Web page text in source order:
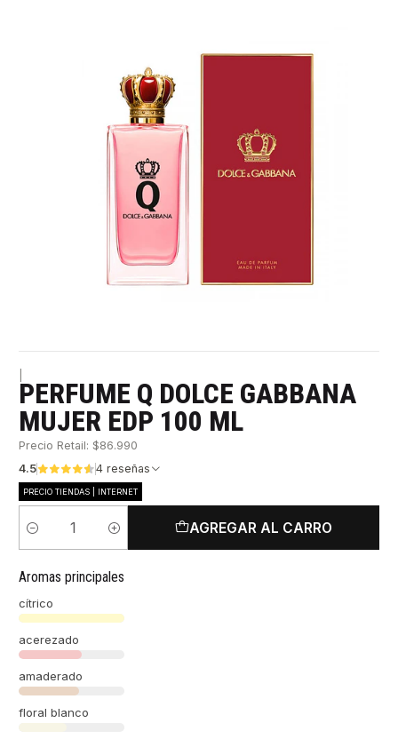
PERFUME Q DOLCE GABBANA
MUJER EDP 100 ML
Precio Retail: $86.990
4.5
4 reseñas
PRECIO TIENDAS | INTERNET
Cantidad
AGREGAR AL CARRO
Aromas principales
cítrico
acerezado
amaderado
floral blanco